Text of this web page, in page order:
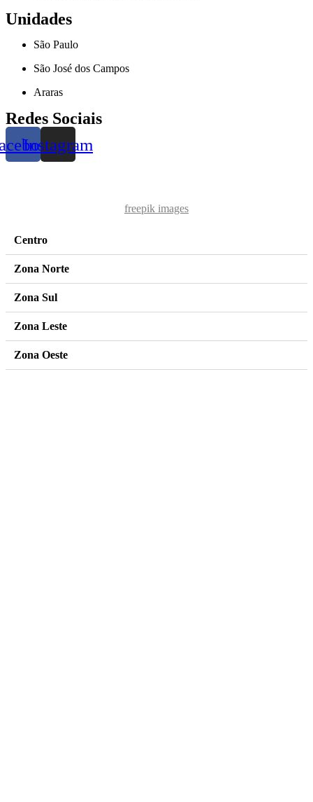
Unidades
São Paulo
São José dos Campos
Araras
Redes Sociais
Instagram
freepik images
Centro
Zona Norte
Zona Sul
Zona Leste
Zona Oeste